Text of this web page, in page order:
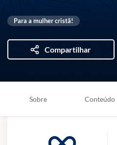
Para a mulher cristã!
Compartilhar
Sobre Conteúdo